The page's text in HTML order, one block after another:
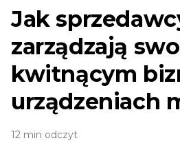
Jak
zarządzają
kwitnącym
urządzeniach
12 min odczyt